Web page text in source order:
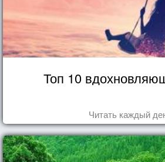
Топ 10
Читать каждый